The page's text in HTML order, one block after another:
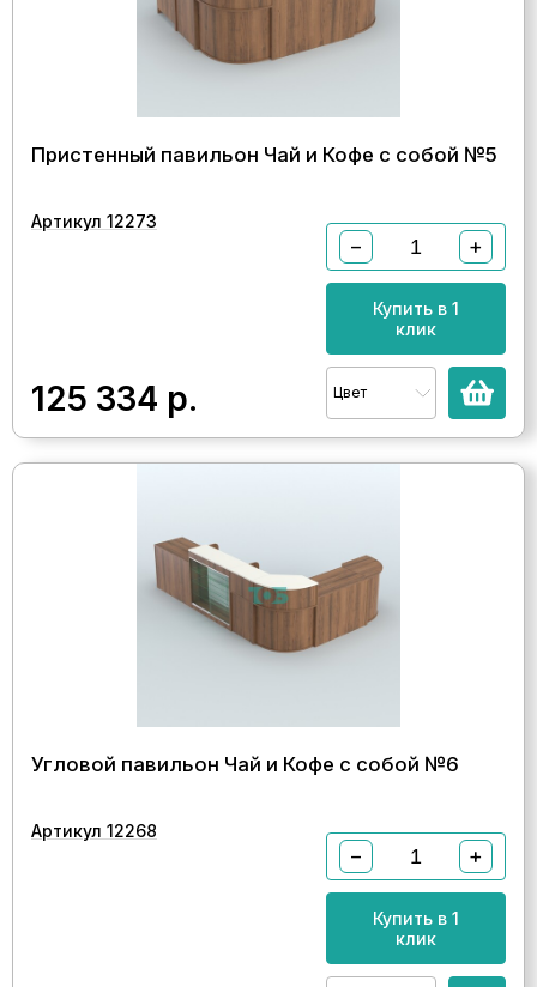
Пристенный павильон Чай и Кофе с собой №5
Артикул 12273
125 334 р.
− +
Купить в 1
клик
Цвет
Угловой павильон Чай и Кофе с собой №6
Артикул 12268
− +
Купить в 1
клик